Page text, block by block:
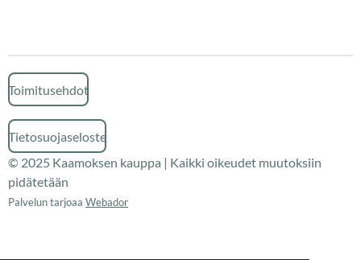
Toimitusehdot
Tietosuojaseloste
© 2025 Kaamoksen kauppa | Kaikki oikeudet muutoksiin
pidätetään
Palvelun tarjoaa Webador